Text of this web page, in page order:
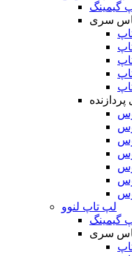
سری
لپ تاپ لنوو
سری